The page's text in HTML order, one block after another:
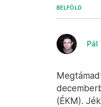
BELFÖLD
Pál
(ÉKM).